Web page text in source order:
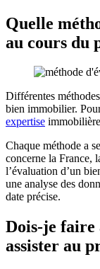
Quelle
au cours du
Différentes
bien immobilier.
expertise
Chaque méthode a
concerne la France,
l’évaluation d’un
une analyse des
date précise.
Dois-je faire
assister au